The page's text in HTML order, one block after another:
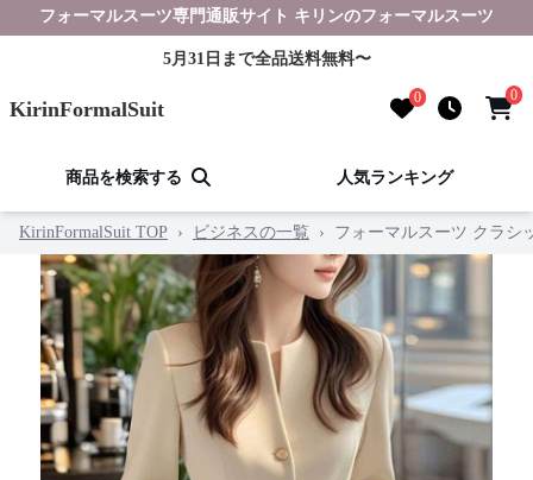
フォーマルスーツ専門通販サイト キリンのフォーマルスーツ
5月31日まで全品送料無料〜
KirinFormalSuit 0 0
商品を検索する 人気ランキング
KirinFormalSuit TOP › ビジネスの一覧 › フォーマルスーツ クラシ